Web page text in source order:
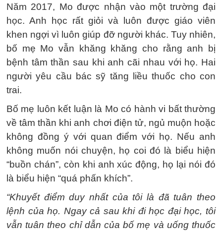
Năm 2017, Mo được nhận vào một trường đại
học. Anh học rất giỏi và luôn được giáo viên
khen ngợi vì luôn giúp đỡ người khác. Tuy nhiên,
bố mẹ Mo vẫn khăng khăng cho rằng anh bị
bệnh tâm thần sau khi anh cãi nhau với họ. Hai
người yêu cầu bác sỹ tăng liều thuốc cho con
trai.
Bố mẹ luôn kết luận là Mo có hành vi bất thường
về tâm thần khi anh chơi điện tử, ngủ muộn hoặc
không đồng ý với quan điểm với họ. Nếu anh
không muốn nói chuyện, họ coi đó là biểu hiện
“buồn chán”, còn khi anh xúc động, họ lại nói đó
là biểu hiện “quá phấn khích”.
“Khuyết điểm duy nhất của tôi là đã tuân theo
lệnh của họ. Ngay cả sau khi đi học đại học, tôi
vẫn tuân theo chỉ dẫn của bố mẹ và uống thuốc